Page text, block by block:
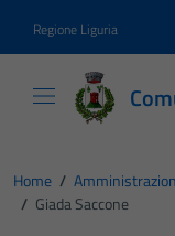
Regione Liguria
Home /
/ Giada Saccone